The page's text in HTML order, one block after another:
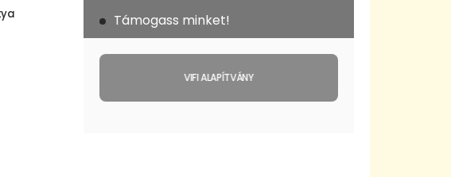
Támogass minket!
VIFI ALAPÍTVÁNY